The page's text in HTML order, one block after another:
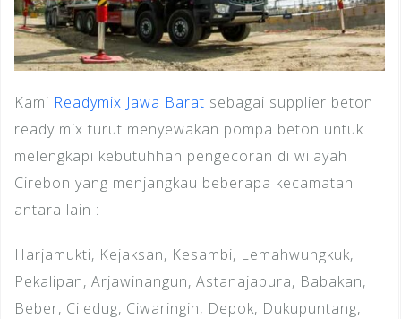
Kami Readymix Jawa Barat sebagai supplier beton
ready mix turut menyewakan pompa beton untuk
melengkapi kebutuhhan pengecoran di wilayah
Cirebon yang menjangkau beberapa kecamatan
antara lain :
Harjamukti, Kejaksan, Kesambi, Lemahwungkuk,
Pekalipan, Arjawinangun, Astanajapura, Babakan,
Beber, Ciledug, Ciwaringin, Depok, Dukupuntang,